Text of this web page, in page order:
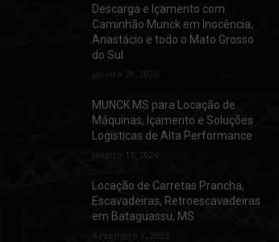
Descarga e Içamento com
Caminhão Munck em Inocência,
Anastácio e todo o Mato Grosso
do Sul
janeiro 28, 2026
MUNCK MS para Locação de
Máquinas, Içamento e Soluções
Logísticas de Alta Performance
janeiro 17, 2026
Locação de Carretas Prancha,
Escavadeiras, Retroescavadeiras
em Bataguassu, MS
dezembro 7, 2025